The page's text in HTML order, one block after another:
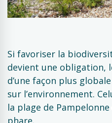
Si favoriser la
devient une obligation,
d’une façon plus
sur l’environnement.
la plage de
phare.